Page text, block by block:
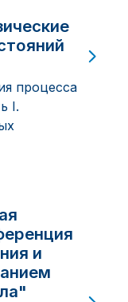
процесса
I.
и